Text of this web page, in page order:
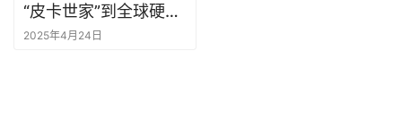
“皮卡世家”到全球硬派
玩家的破界之路
2025年4月24日